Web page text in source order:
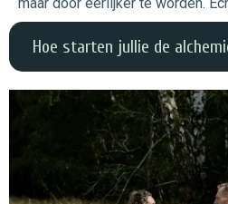
Hoe starten jullie de